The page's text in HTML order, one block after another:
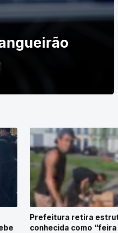
Prefeitura retira
conhecida como